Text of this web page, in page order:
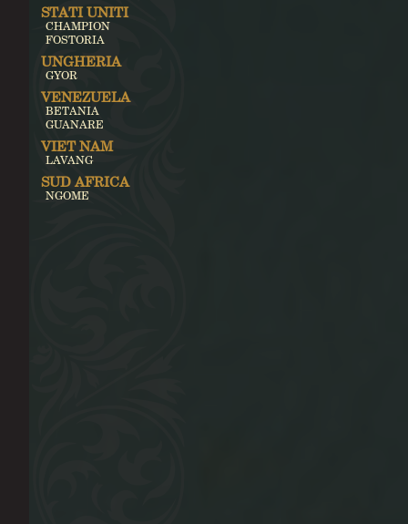
STATI UNITI
CHAMPION
FOSTORIA
UNGHERIA
GYOR
VENEZUELA
BETANIA
GUANARE
VIET NAM
LAVANG
SUD AFRICA
NGOME